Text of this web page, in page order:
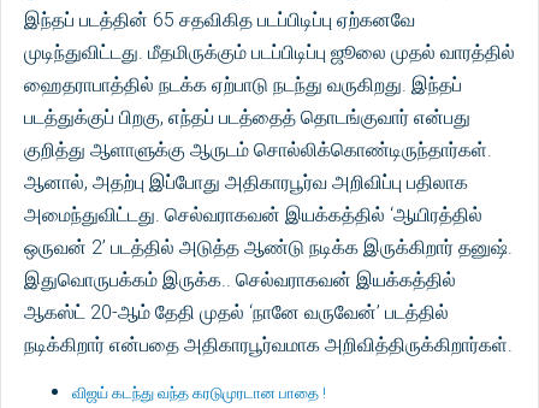
இந்தப் படத்தின் 65 சதவிகித படப்பிடிப்பு ஏற்கனவே
முடிந்துவிட்டது. மீதமிருக்கும் படப்பிடிப்பு ஜூலை முதல் வாரத்தில்
ஹைதராபாத்தில் நடக்க ஏற்பாடு நடந்து வருகிறது. இந்தப்
படத்துக்குப் பிறகு, எந்தப் படத்தைத் தொடங்குவார் என்பது
குறித்து ஆளாளுக்கு ஆருடம் சொல்லிக்கொண்டிருந்தார்கள்.
ஆனால், அதற்பு இப்போது அதிகாரபூர்வ அறிவிப்பு பதிலாக
அமைந்துவிட்டது. செல்வராகவன் இயக்கத்தில் ‘ஆயிரத்தில்
ஒருவன் 2’ படத்தில் அடுத்த ஆண்டு நடிக்க இருக்கிறார் தனுஷ்.
இதுவொருபக்கம் இருக்க.. செல்வராகவன் இயக்கத்தில்
ஆகஸ்ட் 20-ஆம் தேதி முதல் ‘நானே வருவேன்’ படத்தில்
நடிக்கிறார் என்பதை அதிகாரபூர்வமாக அறிவித்திருக்கிறார்கள்.
விஜய் கடந்து வந்த கரடுமுரடான பாதை !